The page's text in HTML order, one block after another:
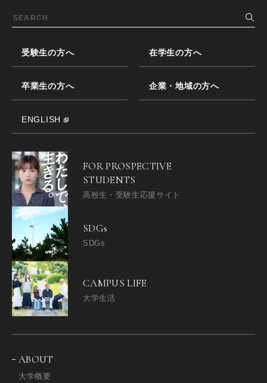
受験生の方へ 在学生の方へ
卒業生の方へ 企業・地域の方へ
ENGLISH
FOR PROSPECTIVE
STUDENTS
高校生・受験生応援サイト
SDGs
SDGs
CAMPUS LIFE
大学生活
ABOUT
大学概要